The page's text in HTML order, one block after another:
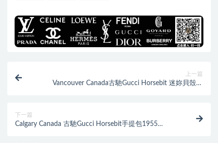
上一篇
Vancouver Canada古馳Gucci Horsebit 迷妳貝殼包
下一篇
Calgary Canada 古馳Gucci Horsebit手提包1955